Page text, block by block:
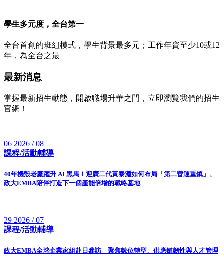
學生多元度，全台第一
全台首創的班組模式，學生背景最多元；工作年資至少10或12
年，為全台之最
最新消息
掌握最新招生動態，開啟職場升華之門，立即瀏覽我們的招生
官網！
06 2026 / 08
課程/活動輔導
40年機殼老廠躍升 AI 黑馬！迎廣二代黃泰淵如何布局「第二營運重鎮」、
政大EMBA陪伴打造下一個產能倍增的戰略基地
29 2026 / 07
課程/活動輔導
政大EMBA全球企業家組赴日參訪 聚焦數位轉型、供應鏈韌性與人才管理